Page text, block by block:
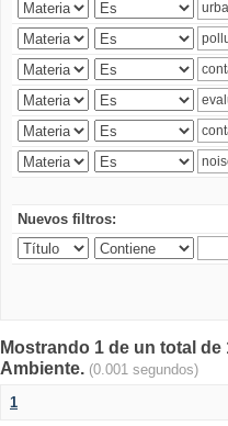
Nuevos filtros:
Mostrando 1 de un total
Ambiente. (0.001 segundos)
1